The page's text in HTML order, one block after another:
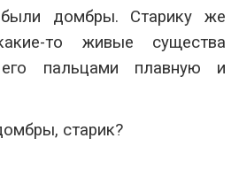
домбры. Старику же
то живые существа
пальцами плавную и
старик?